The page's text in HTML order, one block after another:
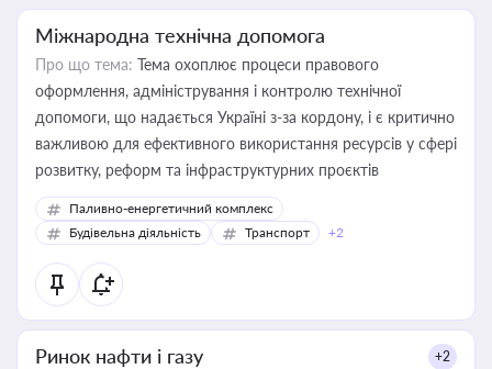
Міжнародна технічна допомога
Про що тема: Тема охоплює процеси правового
оформлення, адміністрування і контролю технічної
допомоги, що надається Україні з-за кордону, і є критично
важливою для ефективного використання ресурсів у сфері
розвитку, реформ та інфраструктурних проєктів
Паливно-енергетичний комплекс
Будівельна діяльність
Транспорт +2
Ринок нафти і газу +2